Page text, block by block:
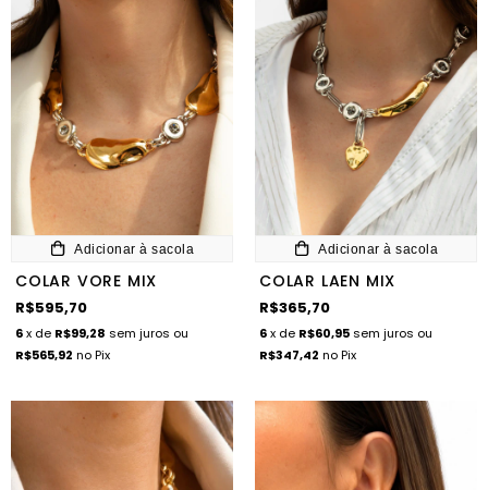
Adicionar à sacola
COLAR VORE MIX
R$595,70
6x de R$99,28 sem juros ou
R$565,92 no Pix
Adicionar à sacola
COLAR LAEN MIX
R$365,70
6x de R$60,95 sem juros ou
R$347,42 no Pix